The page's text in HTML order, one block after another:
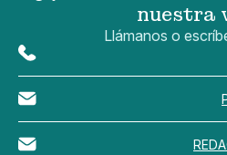
nuestra
Llámanos o